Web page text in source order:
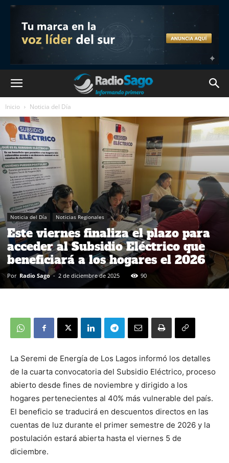
Inicio Noticia del Día
Noticia del Día Noticias Regionales
Este viernes finaliza el plazo para
acceder al Subsidio Eléctrico que
beneficiará a los hogares el 2026
Por Radio Sago - 2 de diciembre de 2025 90
La Seremi de Energía de Los Lagos informó los detalles
de la cuarta convocatoria del Subsidio Eléctrico, proceso
abierto desde fines de noviembre y dirigido a los
hogares pertenecientes al 40% más vulnerable del país.
El beneficio se traducirá en descuentos directos en las
cuentas de luz durante el primer semestre de 2026 y la
postulación estará abierta hasta el viernes 5 de
diciembre.